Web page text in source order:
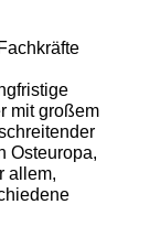
mit großem
Osteuropa,
allem,